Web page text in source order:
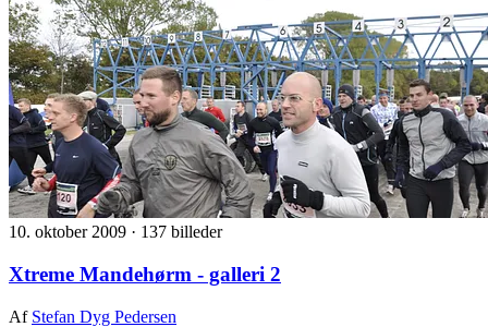
10. oktober 2009 · 137 billeder
Xtreme Mandehørm - galleri 2
Af Stefan Dyg Pedersen